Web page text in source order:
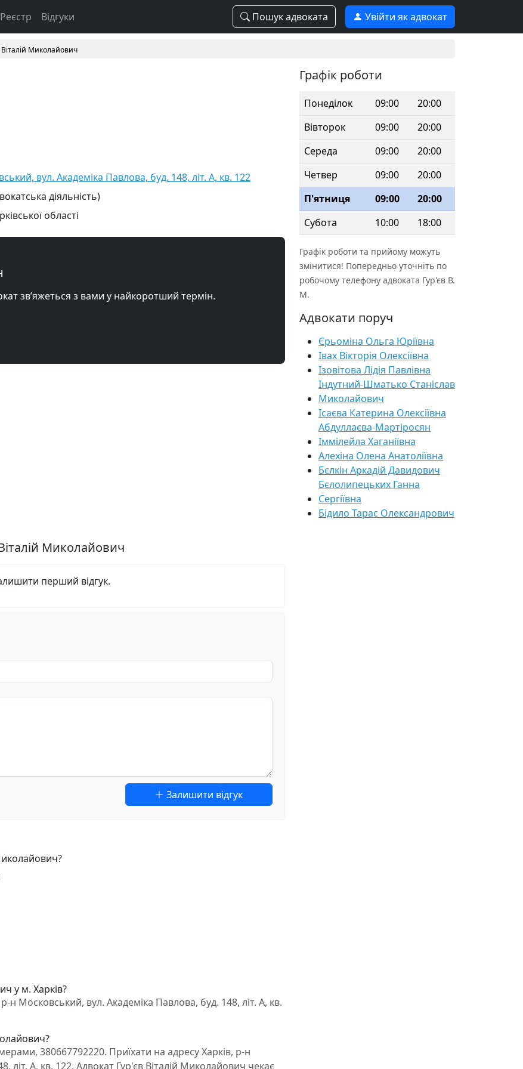
Реєстр Відгуки Пошук адвоката Увійти як адвокат
Віталій Миколайович
вул. Академіка Павлова, буд. 148, літ. А, кв. 122
діяльність)
області
зв’яжеться з вами у найкоротший термін.
Миколайович
перший відгук.
Залишити відгук
у м. Харків?
н Московський, вул. Академіка Павлова, буд. 148, літ. А, кв.
380667792220. Приїхати на адресу Харків, р-н
літ. А, кв. 122. Адвокат Гур'єв Віталій Миколайович чекає
Графік роботи
Понеділок 09:00
20:00
Вівторок
09:00
20:00
Середа
09:00
20:00
Четвер
09:00
20:00
П'ятниця
09:00
20:00
Субота
10:00 18:00
Графік роботи та прийому можуть
змінитися! Попередньо уточніть по
робочому телефону адвоката Гур'єв В.
М.
Адвокати поруч
Єрьоміна Ольга Юріївна
Івах Вікторія Олексіївна
Ізовітова Лідія Павлівна
Індутний-Шматько Станіслав
Миколайович
Ісаєва Катерина Олексіївна
Абдуллаєва-Мартіросян
Іммілейла Хаганіївна
Алехіна Олена Анатоліївна
Бєлкін Аркадій Давидович
Бєлолипецьких Ганна
Сергіївна
Бідило Тарас Олександрович